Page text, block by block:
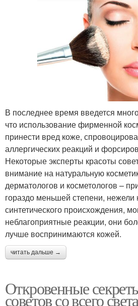
В последнее время введется
что использование фирменной
принести вред коже,
аллергических реакций и
Некоторые эксперты красоты
внимание на натуральную
дерматологов и косметологов –
гораздо меньшей степени, нежели
синтетического происхождения,
неблагоприятные реакции, они
лучше воспринимаются кожей.
читать дальше →
Откровенные
советов со всего света